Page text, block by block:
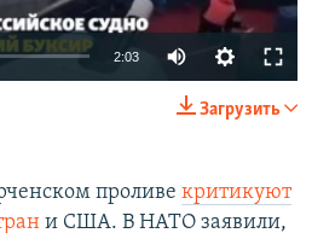
2:03
Загрузить
проливе критикуют
и США. В НАТО заявили,